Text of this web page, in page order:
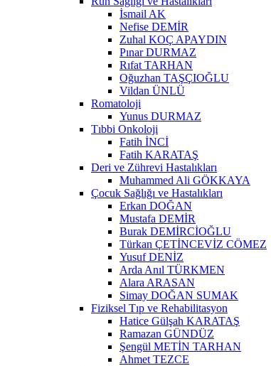
İsmail AK
Nefise DEMİR
Zuhal KOÇ APAYDIN
Pınar DURMAZ
Rıfat TARHAN
Oğuzhan TAŞÇIOĞLU
Vildan ÜNLÜ
Romatoloji
Yunus DURMAZ
Tıbbi Onkoloji
Fatih İNCİ
Fatih KARATAŞ
Deri ve Zührevi Hastalıkları
Muhammed Ali GÖKKAYA
Çocuk Sağlığı ve Hastalıkları
Erkan DOĞAN
Mustafa DEMİR
Burak DEMİRCİOĞLU
Türkan ÇETİNCEVİZ CÖMEZ
Yusuf DENİZ
Arda Anıl TÜRKMEN
Alara ARASAN
Simay DOĞAN SUMAK
Fiziksel Tıp ve Rehabilitasyon
Hatice Gülşah KARATAŞ
Ramazan GÜNDÜZ
Şengül METİN TARHAN
Ahmet TEZCE